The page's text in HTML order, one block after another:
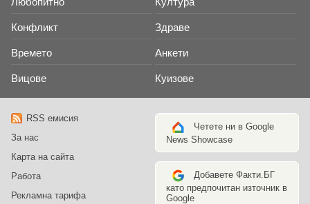
Конфликт Здраве
Времето Анкети
Вицове Куизове
RSS емисия
За нас
Карта на сайта
Работа
Рекламна тарифа
Четете ни в Google
News Showcase
Добавете Факти.БГ
като предпочитан източник в
Google